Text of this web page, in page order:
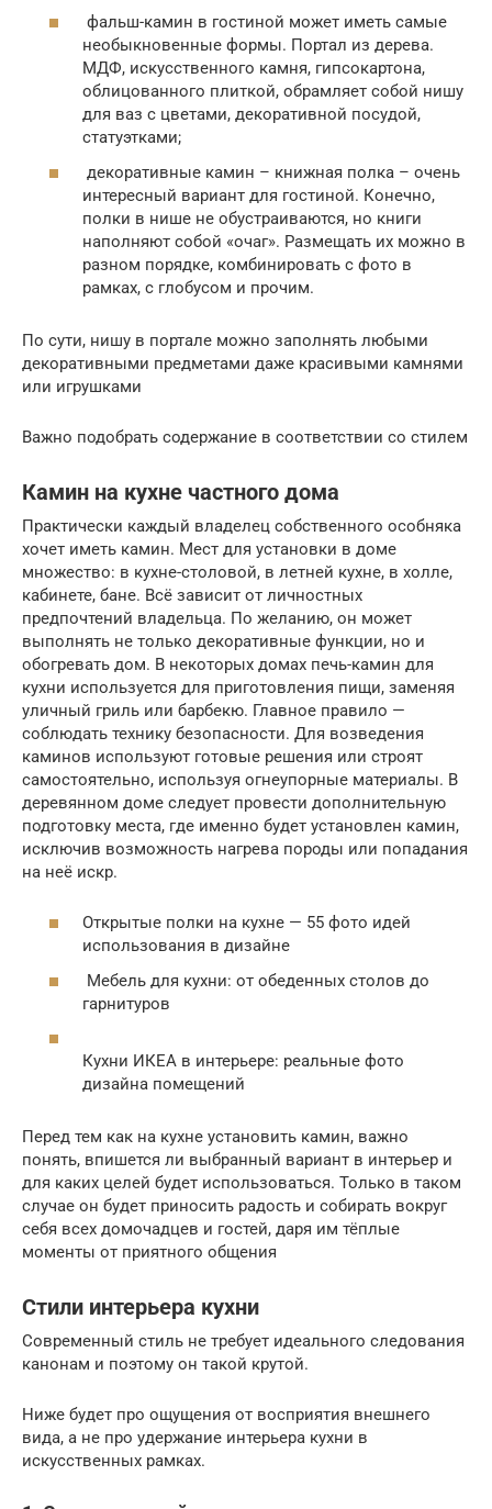
фальш-камин в гостиной может иметь самые
необыкновенные формы. Портал из дерева.
МДФ, искусственного камня, гипсокартона,
облицованного плиткой, обрамляет собой нишу
для ваз с цветами, декоративной посудой,
статуэтками;
декоративные камин – книжная полка – очень
интересный вариант для гостиной. Конечно,
полки в нише не обустраиваются, но книги
наполняют собой «очаг». Размещать их можно в
разном порядке, комбинировать с фото в
рамках, с глобусом и прочим.
По сути, нишу в портале можно заполнять любыми
декоративными предметами даже красивыми камнями
или игрушками
Важно подобрать содержание в соответствии со стилем
Камин на кухне частного дома
Практически каждый владелец собственного особняка
хочет иметь камин. Мест для установки в доме
множество: в кухне-столовой, в летней кухне, в холле,
кабинете, бане. Всё зависит от личностных
предпочтений владельца. По желанию, он может
выполнять не только декоративные функции, но и
обогревать дом. В некоторых домах печь-камин для
кухни используется для приготовления пищи, заменяя
уличный гриль или барбекю. Главное правило —
соблюдать технику безопасности. Для возведения
каминов используют готовые решения или строят
самостоятельно, используя огнеупорные материалы. В
деревянном доме следует провести дополнительную
подготовку места, где именно будет установлен камин,
исключив возможность нагрева породы или попадания
на неё искр.
Открытые полки на кухне — 55 фото идей
использования в дизайне
Мебель для кухни: от обеденных столов до
гарнитуров
Кухни ИКЕА в интерьере: реальные фото
дизайна помещений
Перед тем как на кухне установить камин, важно
понять, впишется ли выбранный вариант в интерьер и
для каких целей будет использоваться. Только в таком
случае он будет приносить радость и собирать вокруг
себя всех домочадцев и гостей, даря им тёплые
моменты от приятного общения
Стили интерьера кухни
Современный стиль не требует идеального следования
канонам и поэтому он такой крутой.
Ниже будет про ощущения от восприятия внешнего
вида, а не про удержание интерьера кухни в
искусственных рамках.